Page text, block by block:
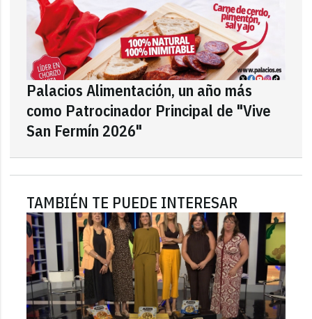
Palacios Alimentación, un año más
como Patrocinador Principal de "Vive
San Fermín 2026"
TAMBIÉN TE PUEDE INTERESAR